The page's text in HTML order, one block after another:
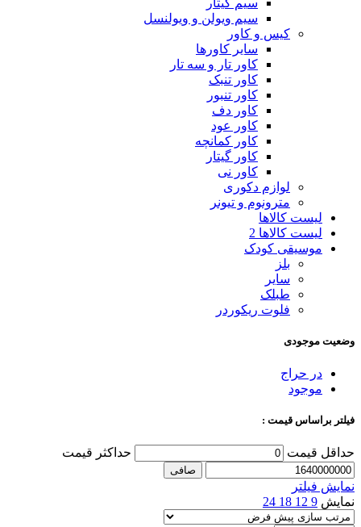
سیم ویولن و ویولنسل
کیس و کاور
سایر کاورها
کاور تار و سه تار
کاور تنبک
کاور تنبور
کاور دف
کاور عود
کاور کمانچه
کاور گیتار
کاور نی
لوازم دکوری
مترونوم و تیونر
لیست کالاها
لیست کالاها 2
موسیقی کودک
بلز
سایر
طبلک
فلوت ریکوردر
وضعیت موجودی
در حراج
موجود
فیلتر براساس قیمت :
حداقل قیمت حداكثر قيمت
صافی
نمایش فیلتر
نمایش 9
12
18
24